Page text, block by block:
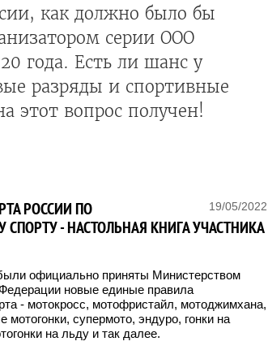
как должно было бы
серии ООО
года. Есть ли шанс у
разряды и спортивные
этот вопрос получен!
19/05/2022
РОССИИ ПО
- НАСТОЛЬНАЯ КНИГА УЧАСТНИКА
официально приняты Министерством
новые единые правила
- мотокросс, мотофристайл, мотоджимхана,
мотогонки, супермото, эндуро, гонки на
на льду и так далее.